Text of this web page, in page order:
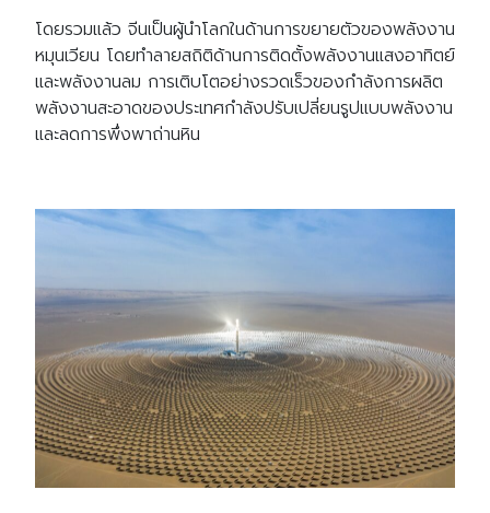
โดยรวมแล้ว จีนเป็นผู้นำโลกในด้านการขยายตัวของพลังงาน
หมุนเวียน โดยทำลายสถิติด้านการติดตั้งพลังงานแสงอาทิตย์
และพลังงานลม การเติบโตอย่างรวดเร็วของกำลังการผลิต
พลังงานสะอาดของประเทศกำลังปรับเปลี่ยนรูปแบบพลังงาน
และลดการพึ่งพาถ่านหิน